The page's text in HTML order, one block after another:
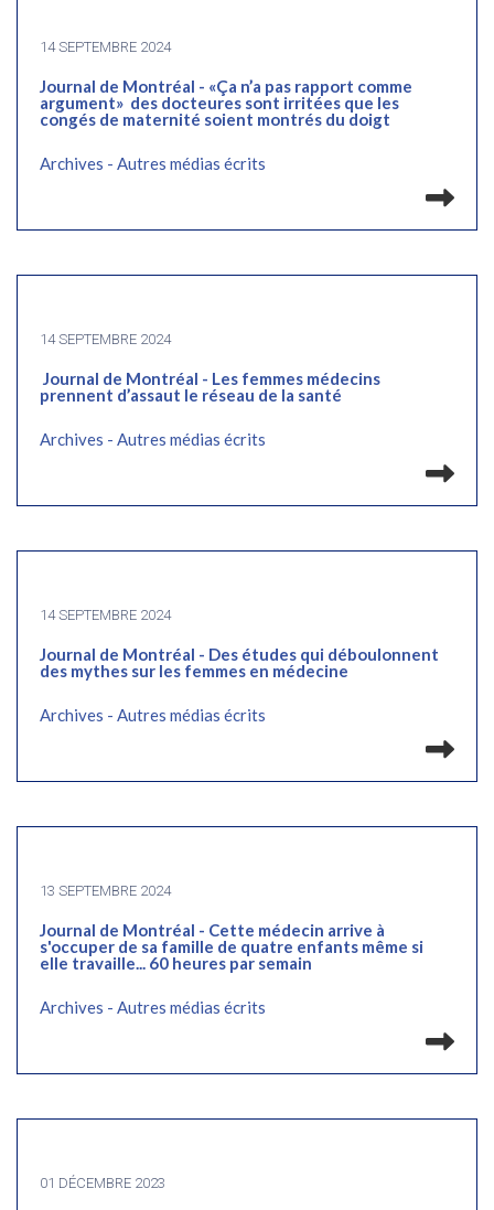
14 SEPTEMBRE 2024
Journal de Montréal - «Ça n’a pas rapport comme
argument» des docteures sont irritées que les
congés de maternité soient montrés du doigt
Archives - Autres médias écrits
14 SEPTEMBRE 2024
Journal de Montréal - Les femmes médecins
prennent d’assaut le réseau de la santé
Archives - Autres médias écrits
14 SEPTEMBRE 2024
Journal de Montréal - Des études qui déboulonnent
des mythes sur les femmes en médecine
Archives - Autres médias écrits
13 SEPTEMBRE 2024
Journal de Montréal - Cette médecin arrive à
s'occuper de sa famille de quatre enfants même si
elle travaille... 60 heures par semain
Archives - Autres médias écrits
01 DÉCEMBRE 2023